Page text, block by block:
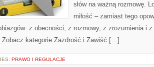
słów na ważną rozmowę.
miłość – zamiast tego
z obecności, z rozmowy, z zrozumienia i
Zobacz kategorie Zazdrość i Zawiść […]
PRAWO I REGULACJE